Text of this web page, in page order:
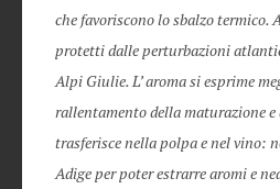
che favoriscono lo sbalzo termico.
protetti dalle perturbazioni
Alpi Giulie. L’ aroma si esprime
rallentamento della maturazione
trasferisce nella polpa e nel vino:
Adige per poter estrarre aromi e